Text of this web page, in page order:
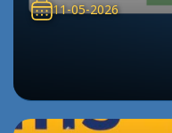
11-05-2026